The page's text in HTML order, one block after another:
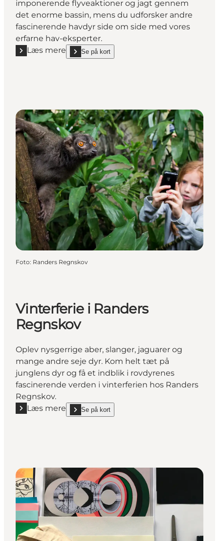
imponerende flyveaktioner og jagt gennem
det enorme bassin, mens du udforsker andre
fascinerende havdyr side om side med vores
erfarne hav-eksperter.
Læs mere
Læs mere "Iskolde pingviner i vinterferien på
Se på kort
show Iskolde pingviner i vinterferien på
Foto: Randers Regnskov
Vinterferie i Randers
Regnskov
Oplev nysgerrige aber, slanger, jaguarer og
mange andre seje dyr. Kom helt tæt på
junglens dyr og få et indblik i rovdyrenes
fascinerende verden i vinterferien hos Randers
Regnskov.
Læs mere
Læs mere "Vinterferie i Randers Regnskov"
Se på kort
show Vinterferie i Randers Regnskov on_map